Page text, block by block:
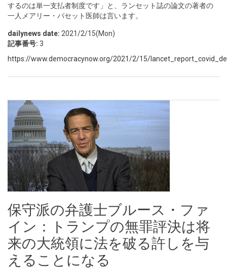
するのは単一支払者制度です」と、ランセット誌の論文の著者の
一人メアリー・バセット医師は言います。
dailynews date: 2021/2/15(Mon)
記事番号: 3
https://www.democracynow.org/2021/2/15/
保守派の弁護士ブルース・ファ
イン：トランプの無罪評決は将
来の大統領に法を破る許しを与
えることになる